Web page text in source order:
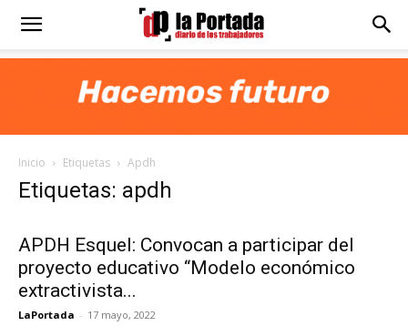
Diario
Portada
Inicio Etiquetas Apdh
Etiquetas: apdh
APDH Esquel: Convocan a participar del
proyecto educativo “Modelo económico
extractivista...
LaPortada - 17 mayo, 2022